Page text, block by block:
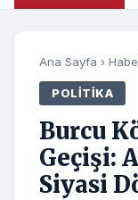
Ana Sayfa ›
POLITIKA
Burcu
Geçişi:
Siyasi